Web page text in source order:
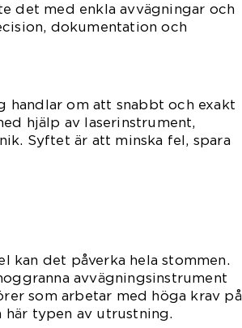
det med enkla avvägningar och
dokumentation och
handlar om att snabbt och exakt
hjälp av laserinstrument,
Syftet är att minska fel, spara
kan det påverka hela stommen.
avvägningsinstrument
som arbetar med höga krav på
här typen av utrustning.